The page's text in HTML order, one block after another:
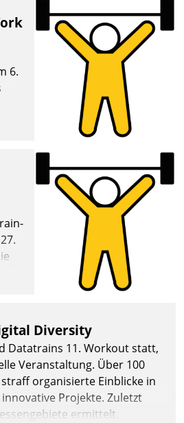
6.
Diversity
Datatrains 11. Workout statt,
Veranstaltung. Über 100
organisierte Einblicke in
Projekte. Zuletzt
ermittelt.